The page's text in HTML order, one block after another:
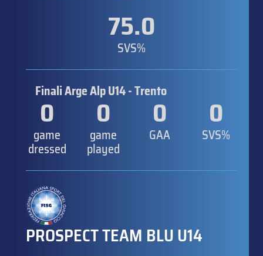
75.0
SVS%
Finali Arge Alp U14 - Trento
0
game
dressed
0
game
played
0
GAA
0
SVS%
PROSPECT TEAM BLU U14